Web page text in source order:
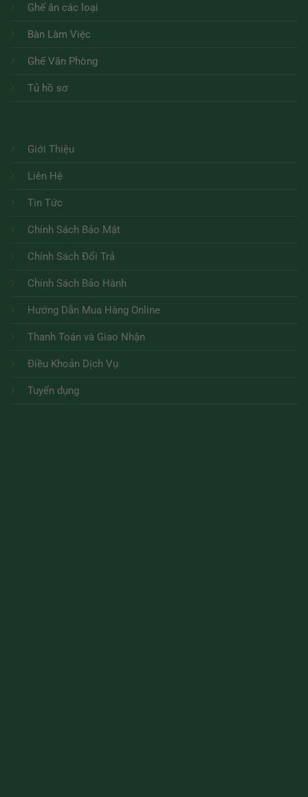
Ghế ăn các loại
Bàn Làm Việc
Ghế Văn Phòng
Tủ hồ sơ
Giới Thiệu
Liên Hệ
Tin Tức
Chính Sách Bảo Mật
Chính Sách Đổi Trả
Chính Sách Bảo Hành
Hướng Dẫn Mua Hàng Online
Thanh Toán và Giao Nhận
Điều Khoản Dịch Vụ
Tuyển dụng